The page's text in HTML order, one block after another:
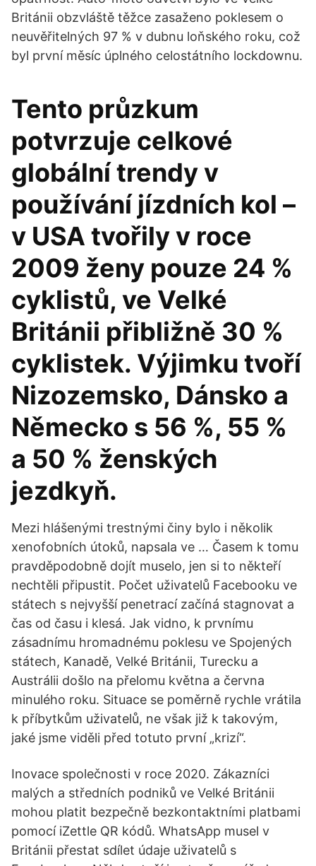
Británii obzvláště těžce zasaženo poklesem o
neuvěřitelných 97 % v dubnu loňského roku, což
byl první měsíc úplného celostátního lockdownu.
Tento průzkum
potvrzuje celkové
globální trendy v
používání jízdních kol –
v USA tvořily v roce
2009 ženy pouze 24 %
cyklistů, ve Velké
Británii přibližně 30 %
cyklistek. Výjimku tvoří
Nizozemsko, Dánsko a
Německo s 56 %, 55 %
a 50 % ženských
jezdkyň.
Mezi hlášenými trestnými činy bylo i několik
xenofobních útoků, napsala ve … Časem k tomu
pravděpodobně dojít muselo, jen si to někteří
nechtěli připustit. Počet uživatelů Facebooku ve
státech s nejvyšší penetrací začíná stagnovat a
čas od času i klesá. Jak vidno, k prvnímu
zásadnímu hromadnému poklesu ve Spojených
státech, Kanadě, Velké Británii, Turecku a
Austrálii došlo na přelomu května a června
minulého roku. Situace se poměrně rychle vrátila
k příbytkům uživatelů, ne však již k takovým,
jaké jsme viděli před totuto první „krizí“.
Inovace společnosti v roce 2020. Zákazníci
malých a středních podniků ve Velké Británii
mohou platit bezpečně bezkontaktními platbami
pomocí iZettle QR kódů. WhatsApp musel v
Británii přestat sdílet údaje uživatelů s